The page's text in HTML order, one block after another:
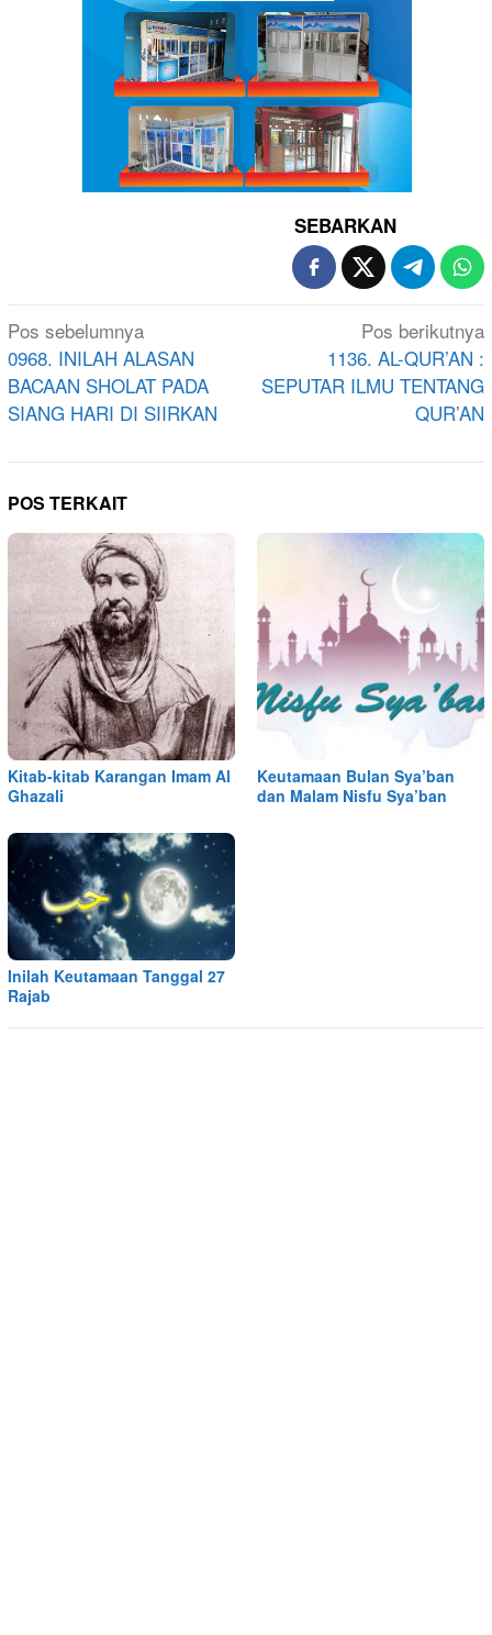
SEBARKAN
Navigasi
pos
Pos sebelumnya
0968. INILAH ALASAN
BACAAN SHOLAT PADA
SIANG HARI DI SIIRKAN
Pos berikutnya
1136. AL-QUR’AN :
SEPUTAR ILMU TENTANG
QUR’AN
POS TERKAIT
Kitab-kitab Karangan Imam Al
Ghazali
Keutamaan Bulan Sya’ban
dan Malam Nisfu Sya’ban
Inilah Keutamaan Tanggal 27
Rajab